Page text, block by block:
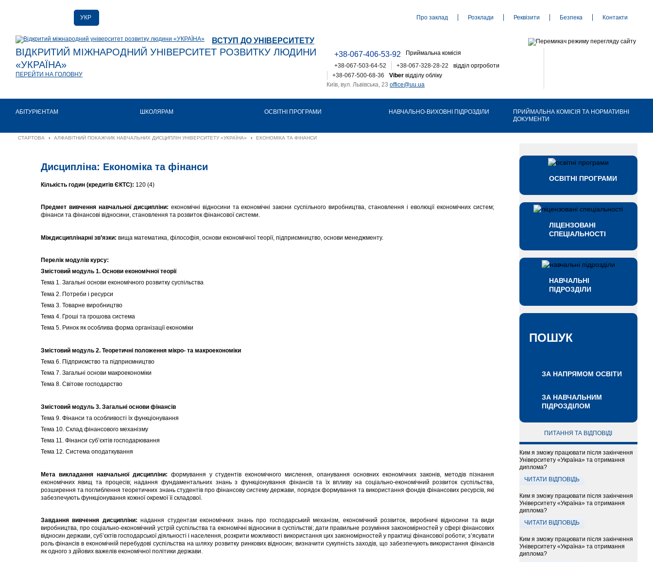
УКР
ENG
Про заклад Розклади Реквізити Безпека Контакти
ВСТУП ДО УНІВЕРСИТЕТУ
ВІДКРИТИЙ МІЖНАРОДНИЙ УНІВЕРСИТЕТ РОЗВИТКУ ЛЮДИНИ
«УКРАЇНА»
ПЕРЕЙТИ НА ГОЛОВНУ
+38-067-406-53-92
Приймальна комісія
відділ оргроботи
+38-067-503-64-52
+38-067-328-28-22
Viber відділу обліку
+38-067-500-68-36
Київ, вул. Львівська, 23 office@uu.ua
АБІТУРІЄНТАМ ШКОЛЯРАМ ОСВІТНІ ПРОГРАМИ НАВЧАЛЬНО-ВИХОВНІ ПІДРОЗДІЛИ
ПРИЙМАЛЬНА КОМІСІЯ ТА НОРМАТИВНІ
ДОКУМЕНТИ
СТАРТОВА › АЛФАВІТНИЙ ПОКАЖЧИК НАВЧАЛЬНИХ ДИСЦИПЛІН УНІВЕРСИТЕТУ «УКРАЇНА» › ЕКОНОМІКА ТА ФІНАНСИ
ОСВІТНІ ПРОГРАМИ
ЛІЦЕНЗОВАНІ
СПЕЦІАЛЬНОСТІ
НАВЧАЛЬНІ
ПІДРОЗДІЛИ
ПОШУК
ЗА НАПРЯМОМ ОСВІТИ
ЗА НАВЧАЛЬНИМ
ПІДРОЗДІЛОМ
ПИТАННЯ ТА ВІДПОВІДІ
Ким я зможу працювати після закінчення
Університету «Україна» та отримання
диплома?
ЧИТАТИ ВІДПОВІДЬ
Ким я зможу працювати після закінчення
Університету «Україна» та отримання
диплома?
ЧИТАТИ ВІДПОВІДЬ
Ким я зможу працювати після закінчення
Університету «Україна» та отримання
диплома?
Дисципліна: Економіка та фінанси
Кількість годин (кредитів ЄКТС): 120 (4)
Предмет вивчення навчальної дисципліни: економічні відносини та економічні закони суспільного виробництва, становлення і еволюції економічних систем;
фінанси та фінансові відносини, становлення та розвиток фінансової системи.
Міждисциплінарні зв’язки: вища математика, філософія, основи економічної теорії, підприємництво, основи менеджменту.
Перелік модулів курсу:
Змістовий модуль 1. Основи економічної теорії
Тема 1. Загальні основи економічного розвитку суспільства
Тема 2. Потреби і ресурси
Тема 3. Товарне виробництво
Тема 4. Гроші та грошова система
Тема 5. Ринок як особлива форма організації економіки
Змістовий модуль 2. Теоретичні положення мікро- та макроекономіки
Тема 6. Підприємство та підприємництво
Тема 7. Загальні основи макроекономіки
Тема 8. Світове господарство
Змістовий модуль 3. Загальні основи фінансів
Тема 9. Фінанси та особливості їх функціонування
Тема 10. Склад фінансового механізму
Тема 11. Фінанси суб’єктів господарювання
Тема 12. Система оподаткування
Мета викладання навчальної дисципліни: формування у студентів економічного мислення, опанування основних економічних законів, методів пізнання
економічних явищ та процесів; надання фундаментальних знань з функціонування фінансів та їх впливу на соціально-економічний розвиток суспільства,
розширення та поглиблення теоретичних знань студентів про фінансову систему держави, порядок формування та використання фондів фінансових ресурсів, які
забезпечують функціонування кожної окремої її складової.
Завдання вивчення дисципліни: надання студентам економічних знань про господарський механізм, економічний розвиток, виробничі відносини та види
виробництва, про соціально-економічний устрій суспільства та економічні відносини в суспільстві; дати правильне розуміння закономірностей у сфері фінансових
відносин держави, суб’єктів господарської діяльності і населення, розкрити можливості використання цих закономірностей у практиці фінансової роботи; з’ясувати
роль фінансів в економічній перебудові суспільства на шляху розвитку ринкових відносин; визначити сукупність заходів, що забезпечують використання фінансів
як одного з дійових важелів економічної політики держави.